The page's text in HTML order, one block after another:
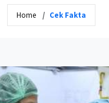
Home Cek Fakta